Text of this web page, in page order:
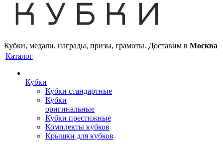
Кубки, медали, награды, призы, грамоты. Доставим в Москва
Каталог
Кубки
Кубки стандартные
Кубки
оригинальные
Кубки престижные
Комплекты кубков
Крышки для кубков